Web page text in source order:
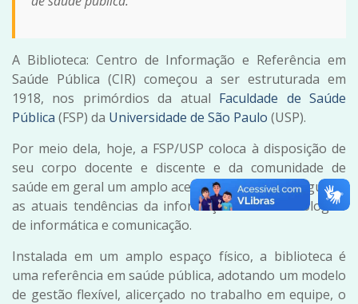
A Biblioteca: Centro de Informação e Referência em
Saúde Pública (CIR) começou a ser estruturada em
1918, nos primórdios da atual Faculdade de Saúde
Pública (FSP) da Universidade de São Paulo (USP).
Por meio dela, hoje, a FSP/USP coloca à disposição de
seu corpo docente e discente e da comunidade de
saúde em geral um amplo acervo, estruturado segundo
as atuais tendências da informação e das tecnologias
de informática e comunicação.
Instalada em um amplo espaço físico, a biblioteca é
uma referência em saúde pública, adotando um modelo
de gestão flexível, alicerçado no trabalho em equipe, o